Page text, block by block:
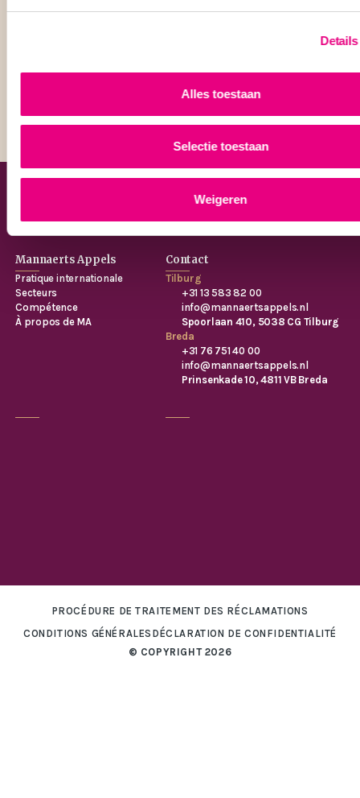
Alles toestaan
Selectie toestaan
Weigeren
Mannaerts Appels
Pratique internationale
Secteurs
Compétence
À propos de MA
Contact
Tilburg
+31 13 583 82 00
info@mannaertsappels.nl
Spoorlaan 410, 5038 CG Tilburg
Breda
+31 76 751 40 00
info@mannaertsappels.nl
Prinsenkade 10, 4811 VB Breda
PROCÉDURE DE TRAITEMENT DES RÉCLAMATIONS
CONDITIONS GÉNÉRALES DÉCLARATION DE CONFIDENTIALITÉ
© COPYRIGHT 2026